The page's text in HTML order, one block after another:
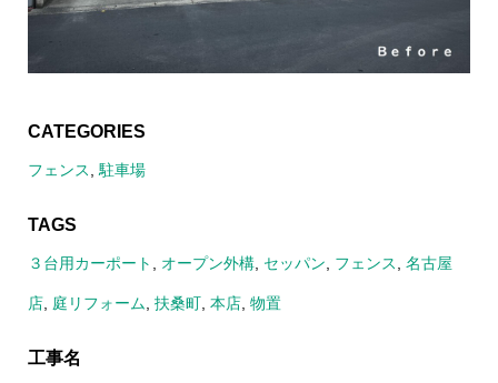
CATEGORIES
フェンス 駐車場
TAGS
３台用カーポート オープン外構, セッパン フェンス 名古屋
店, 庭リフォーム 扶桑町, 本店, 物置
工事名